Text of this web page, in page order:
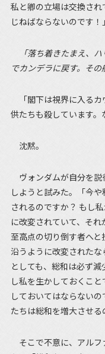
私と卿の立場は交換さ
じねばならないのです！」
「落ち着きたまえ、
でカンデラに戻す。その
「閣下は視界に入るカ
供たちも殺しています。
沈黙。
ヴォンダムが自分を説
しようと試みた。「今
されるのですか？ もし
に改変されていて、そ
至高点の切り倒す者へ
沿うように改変された
としても、総和は必ず
し私を生かしておくこ
しておいてはならない
たちは総和を増大させる
そこで不意に、アルフ